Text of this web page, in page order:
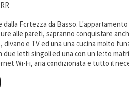
Fortezza da Basso.
alle pareti, sapranno conquistare
e TV ed una una cucina molto
letti singoli ed una con un letto
Wi-Fi, aria condizionata e tutto il